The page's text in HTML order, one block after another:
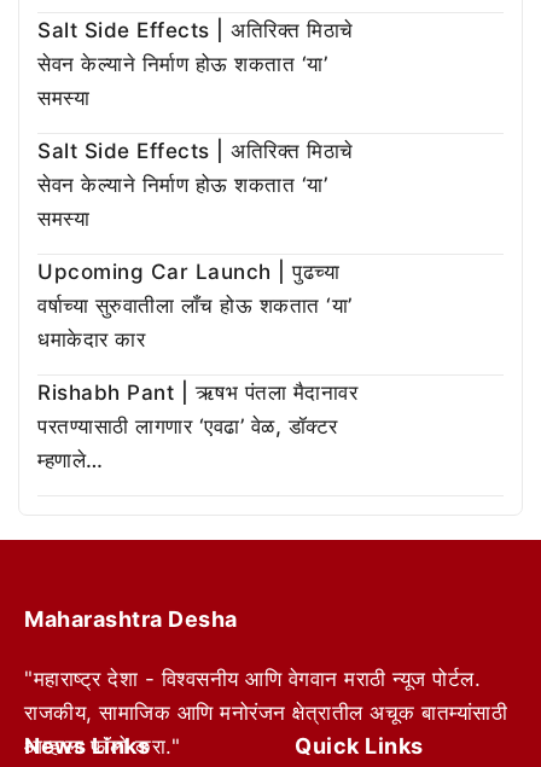
Salt Side Effects | अतिरिक्त मिठाचे
सेवन केल्याने निर्माण होऊ शकतात ‘या’
समस्या
Salt Side Effects | अतिरिक्त मिठाचे
सेवन केल्याने निर्माण होऊ शकतात ‘या’
समस्या
Upcoming Car Launch | पुढच्या
वर्षाच्या सुरुवातीला लाँच होऊ शकतात ‘या’
धमाकेदार कार
Rishabh Pant | ऋषभ पंतला मैदानावर
परतण्यासाठी लागणार ‘एवढा’ वेळ, डॉक्टर
म्हणाले…
Maharashtra Desha
"महाराष्ट्र देशा - विश्वसनीय आणि वेगवान मराठी न्यूज पोर्टल.
राजकीय, सामाजिक आणि मनोरंजन क्षेत्रातील अचूक बातम्यांसाठी
आम्हाला फॉलो करा."
News Links Quick Links